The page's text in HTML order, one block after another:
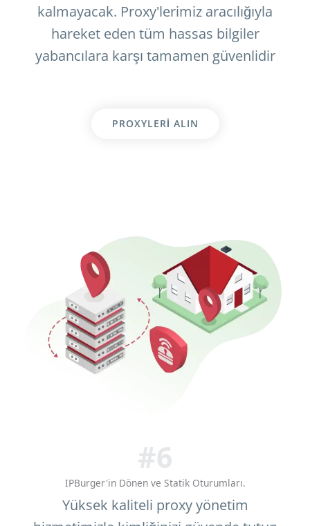
kalmayacak. Proxy'lerimiz aracılığıyla
hareket eden tüm hassas bilgiler
yabancılara karşı tamamen güvenlidir
PROXYLERI ALIN
#6
IPBurger'in Dönen ve Statik Oturumları.
Yüksek kaliteli proxy yönetim